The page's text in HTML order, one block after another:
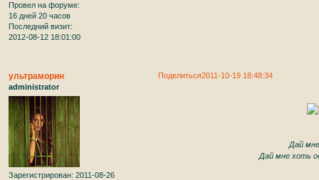
Провел на форуме:
16 дней 20 часов
Последний визит:
2012-08-12 18:01:00
Поделиться2011-10-19 18:48:34
ультраморин
administrator
Зарегистрирован: 2011-08-26
Дай
Дай мне хоть